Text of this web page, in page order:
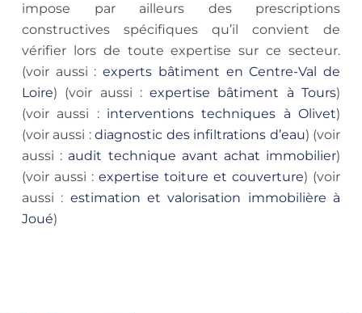
impose par ailleurs des prescriptions
constructives spécifiques qu’il convient de
vérifier lors de toute expertise sur ce secteur.
(voir aussi :experts bâtiment en Centre-Val de
Loire) (voir aussi :expertise bâtiment à Tours)
(voir aussi : interventions techniques à Olivet)
(voir aussi :diagnostic des infiltrations d’eau) (voir
aussi : audit technique avant achat immobilier)
(voir aussi : expertise toiture et couverture) (voir
aussi : estimation et valorisation immobilière à
Joué)